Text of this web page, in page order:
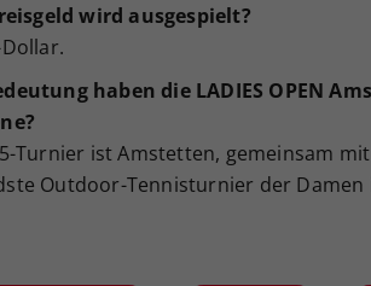
wird ausgespielt?
Dollar.
haben die LADIES OPEN
Turnier ist Amstetten, gemeinsam
Outdoor-Tennisturnier der Damen